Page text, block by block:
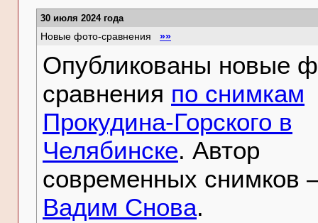
30 июля 2024 года
Новые фото-сравнения »»
Опубликованы новые
сравнения по снимкам
Прокудина-Горского в
Челябинске. Автор
современных снимков
Вадим Снова.